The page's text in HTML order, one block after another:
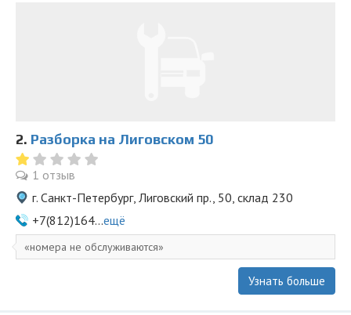
2. Разборка на Лиговском 50
1 отзыв
г. Санкт-Петербург, Лиговский пр., 50, склад 230
+7(812)164...ещё
номера не обслуживаются
Узнать больше